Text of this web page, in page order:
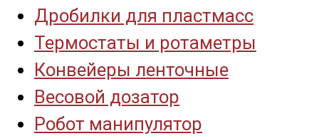
Дробилки для пластмасс
Термостаты и ротаметры
Конвейеры ленточные
Весовой дозатор
Робот манипулятор